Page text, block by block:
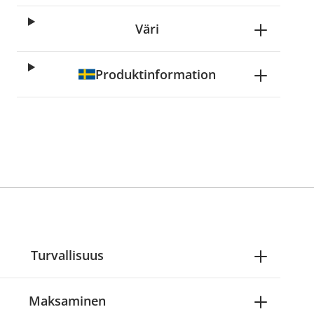
Väri
Produktinformation
Turvallisuus
Maksaminen